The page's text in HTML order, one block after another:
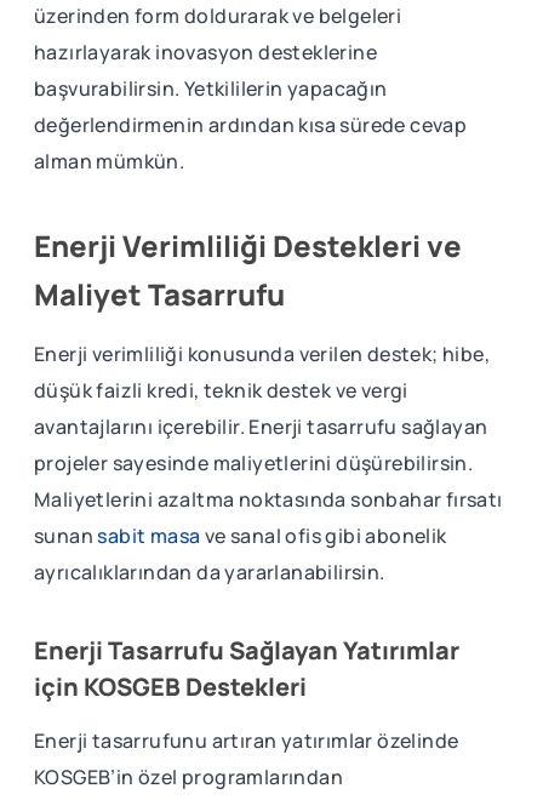
üzerinden form doldurarak ve belgeleri
hazırlayarak inovasyon desteklerine
başvurabilirsin. Yetkililerin yapacağın
değerlendirmenin ardından kısa sürede cevap
alman mümkün.
Enerji Verimliliği Destekleri ve
Maliyet Tasarrufu
Enerji verimliliği konusunda verilen destek; hibe,
düşük faizli kredi, teknik destek ve vergi
avantajlarını içerebilir. Enerji tasarrufu sağlayan
projeler sayesinde maliyetlerini düşürebilirsin.
Maliyetlerini azaltma noktasında sonbahar fırsatı
sunansabit masa ve sanal ofis gibi abonelik
ayrıcalıklarından da yararlanabilirsin.
Enerji Tasarrufu Sağlayan Yatırımlar
için KOSGEB Destekleri
Enerji tasarrufunu artıran yatırımlar özelinde
KOSGEB’in özel programlarından